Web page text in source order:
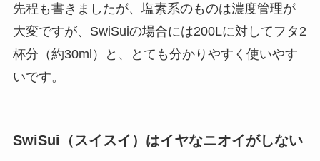
先程も書きましたが、塩素系のものは濃度管理が
大変ですが、SwiSuiの場合には200Lに対してフタ2
杯分（約30ml）と、とても分かりやすく使いやす
いです。
SwiSui（スイスイ）はイヤなニオイがしない